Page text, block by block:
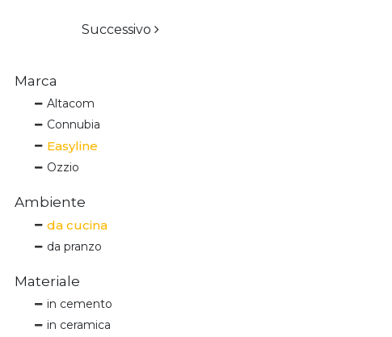
Successivo
Marca
Altacom
Connubia
Easyline
Ozzio
Ambiente
da cucina
da pranzo
Materiale
in cemento
in ceramica